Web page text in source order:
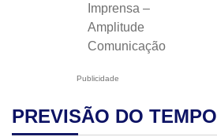
Publicidade
Imprensa –
Amplitude
Comunicação
PREVISÃO DO TEMPO